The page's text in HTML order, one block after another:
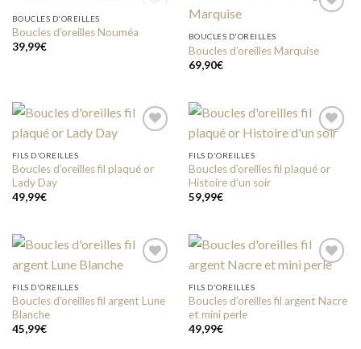
RUPTURE DE STOCK
BOUCLES D'OREILLES
Boucles d’oreilles Nouméa
39,99€
Add to
BOUCLES D'OREILLES
Boucles d’oreilles Marquise
69,90€
Add to
FILS D'OREILLES
Boucles d’oreilles fil plaqué or
Lady Day
49,99€
Add to
FILS D'OREILLES
Boucles d’oreilles fil plaqué or
Histoire d’un soir
59,99€
Add to
FILS D'OREILLES
Boucles d’oreilles fil argent Lune
Blanche
45,99€
Add to
FILS D'OREILLES
Boucles d’oreilles fil argent Nacre
et mini perle
49,99€